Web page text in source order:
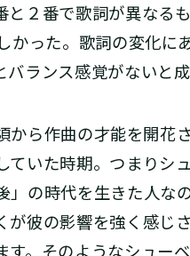
２番で歌詞が異なる
かった。歌詞の変化に
ランス感覚がないと成
ら作曲の才能を開花
いた時期。つまりシ
の時代を生きた人な
彼の影響を強く感じ
す。そのようなシュー